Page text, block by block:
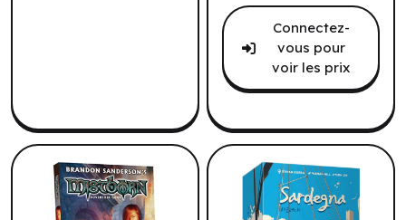
Connectez-
vous pour
voir les prix